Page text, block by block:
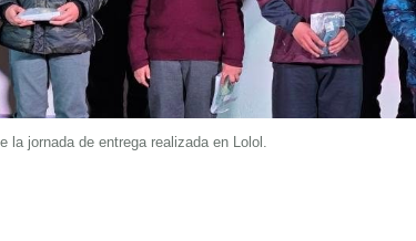
jornada de entrega realizada en Lolol.